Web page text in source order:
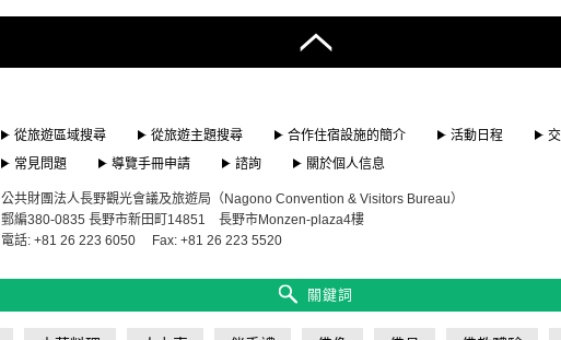
從旅遊區域搜尋 從旅遊主題搜尋 合作住宿設施的簡介 活動日程
常見問題
導覽手冊申請 諮詢 關於個人信息
公共財團法人長野觀光會議及旅遊局（Nagono Convention & Visitors Bureau）
郵編380-0835 長野市新田町14851 長野市Monzen-plaza4樓
電話: +81 26 223 6050
Fax: +81 26 223 5520
關鍵詞